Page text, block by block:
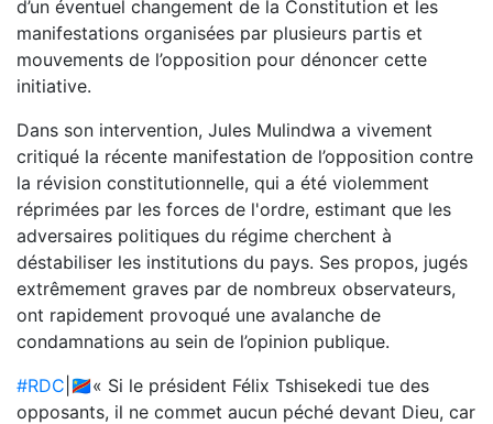
d’un éventuel changement de la Constitution et les
manifestations organisées par plusieurs partis et
mouvements de l’opposition pour dénoncer cette
initiative.
Dans son intervention, Jules Mulindwa a vivement
critiqué la récente manifestation de l’opposition contre
la révision constitutionnelle, qui a été violemment
réprimées par les forces de l'ordre, estimant que les
adversaires politiques du régime cherchent à
déstabiliser les institutions du pays. Ses propos, jugés
extrêmement graves par de nombreux observateurs,
ont rapidement provoqué une avalanche de
condamnations au sein de l’opinion publique.
#RDC |🇨🇩« Si le président Félix Tshisekedi tue des
opposants, il ne commet aucun péché devant Dieu, car